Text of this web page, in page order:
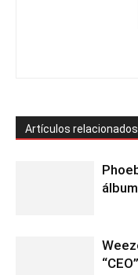
Artículos relacionados
“CEO”